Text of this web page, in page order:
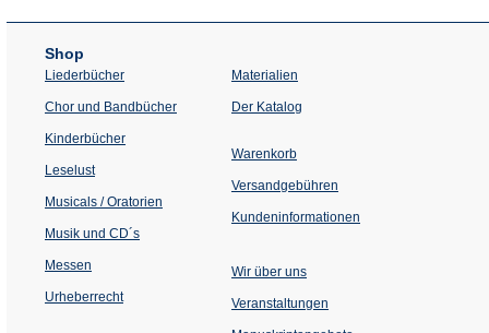
Shop
Liederbücher
Chor und Bandbücher
Kinderbücher
Leselust
Musicals / Oratorien
Musik und CD´s
Messen
Urheberrecht
Materialien
Der Katalog
Warenkorb
Versandgebühren
Kundeninformationen
Wir über uns
Veranstaltungen